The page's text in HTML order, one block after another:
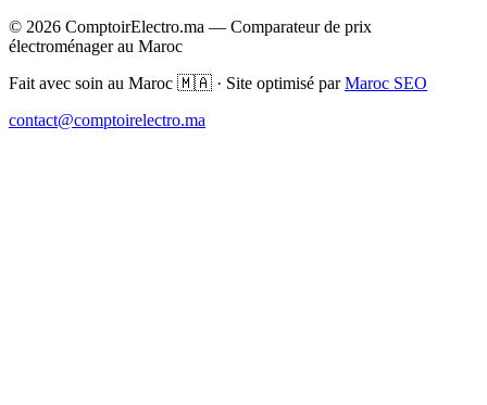
© 2026 ComptoirElectro.ma — Comparateur de prix
électroménager au Maroc
Fait avec soin au Maroc 🇲🇦 · Site optimisé parMaroc SEO
contact@comptoirelectro.ma